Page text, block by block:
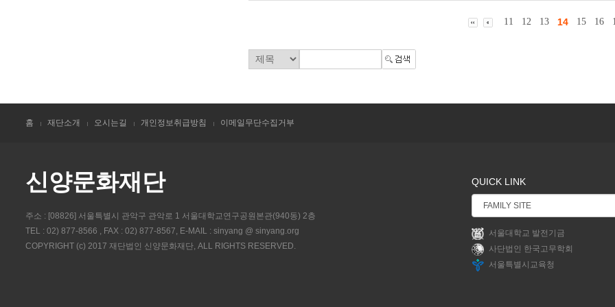
11 12 13 14 15 16
홈 재단소개 오시는길 개인정보취급방침 이메일무단수집거부
신양문화재단
주소 : [08826] 서울특별시 관악구 관악로 1 서울대학교연구공원본관(940동) 2층
TEL : 02) 877-8566 , FAX : 02) 877-8567, E-MAIL : sinyang @ sinyang.org
COPYRIGHT (c) 2017 재단법인 신양문화재단, ALL RIGHTS RESERVED.
QUICK LINK
서울대학교 발전기금
사단법인 한국고무학회
서울특별시교육청